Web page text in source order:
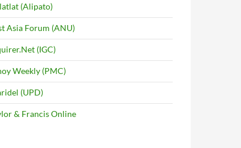
(Alipato)
Asia Forum (ANU)
(IGC)
Weekly (PMC)
(UPD)
& Francis Online